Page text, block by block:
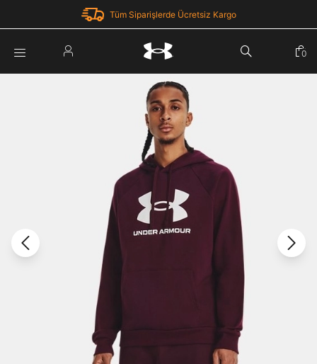
Tüm Siparişlerde Ücretsiz Kargo
Under Armour'da yeni misiniz?
0
Parola Yenileme
Parolayı Yenile
Giriş Sayfasına Dön
Zaten hesabın var mı? Giriş yap